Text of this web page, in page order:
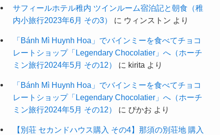
サフィールホテル稚内 ツインルーム宿泊記と朝食（稚
内小旅行2023年6月 その3）
に ウィンストン より
「Bánh Mì Huynh Hoa」でバインミーを食べてチョコ
レートショップ「Legendary Chocolatier」へ（ホーチ
ミン旅行2024年5月 その12）
に kirita より
「Bánh Mì Huynh Hoa」でバインミーを食べてチョコ
レートショップ「Legendary Chocolatier」へ（ホーチ
ミン旅行2024年5月 その12）
に ぴかお より
【別荘 セカンドハウス購入 その4】那須の別荘地 購入